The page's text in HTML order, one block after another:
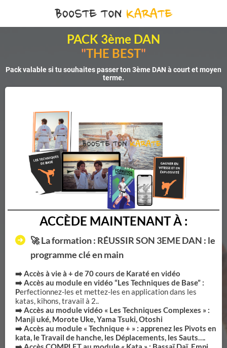
PACK 3ème DAN
"THE BEST"
Pack valable si tu souhaites passer ton 3ème DAN à court et moyen
terme.
ACCÈDE MAINTENANT À :
🚀 La formation : RÉUSSIR SON 3EME DAN : le
programme clé en main
➡️ Accès à vie à + de 70 cours de Karaté en vidéo
➡️ Accès au module en vidéo “Les Techniques de Base” :
Perfectionnez-les et mettez-les en application dans les
katas, kihons, travail à 2..
➡️ Accès au module vidéo « Les Techniques Complexes » :
Manji uké, Morote Uke, Yama Tsuki, Otoshi
➡️ Accès au module « Technique + » : apprenez les Pivots en
kata, le Travail de hanche, les Déplacements, les Sauts….